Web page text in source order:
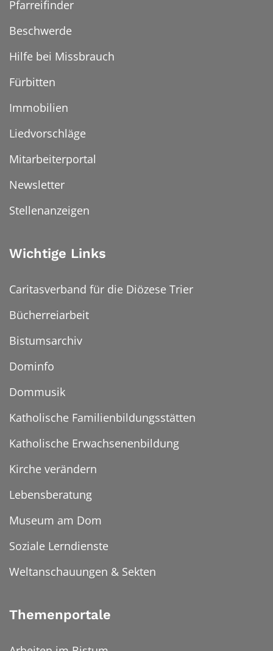
Pfarreifinder
Beschwerde
Hilfe bei Missbrauch
Fürbitten
Immobilien
Liedvorschläge
Mitarbeiterportal
Newsletter
Stellenanzeigen
Wichtige Links
Caritasverband für die Diözese Trier
Bücherreiarbeit
Bistumsarchiv
Dominfo
Dommusik
Katholische Familienbildungsstätten
Katholische Erwachsenenbildung
Kirche verändern
Lebensberatung
Museum am Dom
Soziale Lerndienste
Weltanschauungen & Sekten
Themenportale